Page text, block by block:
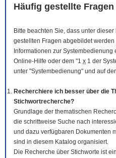
Häufig gestellte Fragen
Bitte beachten Sie, dass unter
gestellten Fragen abgebildet
Informationen zur
Online-Hilfe oder dem "1 x 1 der
unter "Systembedienung" und auf
Recherchiere ich besser über die
Stichwortrecherche?
Grundlage der thematischen
die schrittweise Suche nach
und dazu verfügbaren Dokumenten
sind in diesem Katalog organisiert.
Die Recherche über Stichworte ist